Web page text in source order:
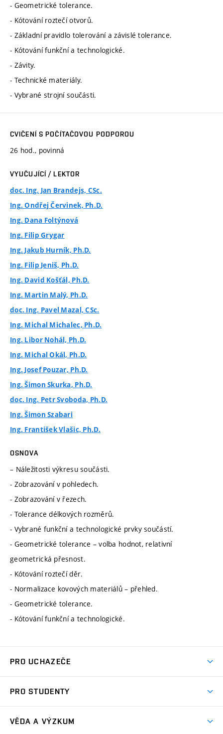
- Geometrické tolerance.
- Kótování roztečí otvorů.
- Základní pravidlo tolerování a závislé tolerance.
- Kótování funkční a technologické.
- Závity.
- Technické materiály.
- Vybrané strojní součásti.
CVIČENÍ S POČÍTAČOVOU PODPOROU
26 hod., povinná
VYUČUJÍCÍ / LEKTOR
doc. Ing. Jan Brandejs, CSc.
Ing. Ondřej Červinek, Ph.D.
Ing. Dana Foltýnová
Ing. Filip Grygar
Ing. Jakub Hurník, Ph.D.
Ing. Filip Jeniš, Ph.D.
Ing. David Košťál, Ph.D.
Ing. Martin Malý, Ph.D.
doc. Ing. Pavel Mazal, CSc.
Ing. Michal Michalec, Ph.D.
Ing. Libor Nohál, Ph.D.
Ing. Michal Okál, Ph.D.
Ing. Josef Pouzar, Ph.D.
Ing. Šimon Skurka, Ph.D.
doc. Ing. Petr Svoboda, Ph.D.
Ing. Šimon Szabari
Ing. František Vlašic, Ph.D.
OSNOVA
– Náležitosti výkresu součásti.
- Zobrazování v pohledech.
- Zobrazování v řezech.
- Tolerance délkových rozměrů.
- Vybrané funkční a technologické prvky součástí.
- Geometrické tolerance – volba hodnot, relativní
geometrická přesnost.
- Kótování roztečí děr.
- Normalizace kovových materiálů – přehled.
- Geometrické tolerance.
- Kótování funkční a technologické.
PRO UCHAZEČE
Ambasadoři studia
PRO STUDENTY
VĚDA A VÝZKUM